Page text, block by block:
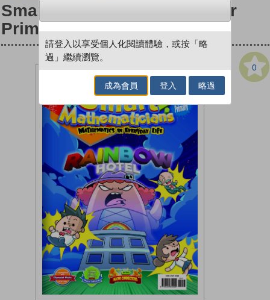
Smart Mathematicians Lower
Primary (73) Rainbow Hotel
0
請登入以享受個人化閱讀體驗，或按「略
過」繼續瀏覽。
成為會員 登入 略過